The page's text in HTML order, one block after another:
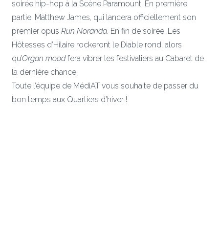
soirée hip-hop à la Scène Paramount. En première
partie, Matthew James, qui lancera officiellement son
premier opus Run Noranda. En fin de soirée, Les
Hôtesses d’Hilaire rockeront le Diable rond. alors
qu’Organ moodfera vibrer les festivaliers au Cabaret de
la dernière chance.
Toute l’équipe de MédiAT vous souhaite de passer du
bon temps aux Quartiers d’hiver !